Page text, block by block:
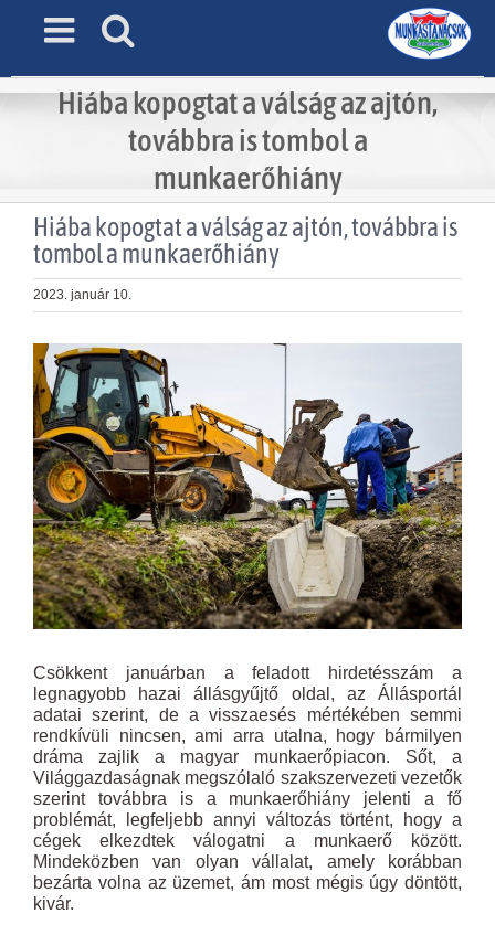
Hiába kopogtat a válság az ajtón,
továbbra is tombol a
munkaerőhiány
Hiába kopogtat a válság az ajtón, továbbra is
tombol a munkaerőhiány
2023. január 10.
View
Larger
Image
Csökkent januárban a feladott hirdetésszám a
legnagyobb hazai állásgyűjtő oldal, az Állásportál
adatai szerint, de a visszaesés mértékében semmi
rendkívüli nincsen, ami arra utalna, hogy bármilyen
dráma zajlik a magyar munkaerőpiacon. Sőt, a
Világgazdaságnak megszólaló szakszervezeti vezetők
szerint továbbra is a munkaerőhiány jelenti a fő
problémát, legfeljebb annyi változás történt, hogy a
cégek elkezdtek válogatni a munkaerő között.
Mindeközben van olyan vállalat, amely korábban
bezárta volna az üzemet, ám most mégis úgy döntött,
kivár.